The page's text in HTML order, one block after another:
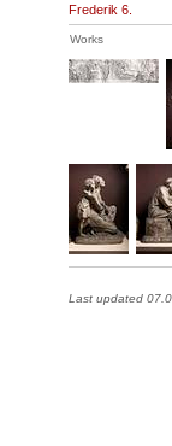
Frederik 6.
Works
Last updated